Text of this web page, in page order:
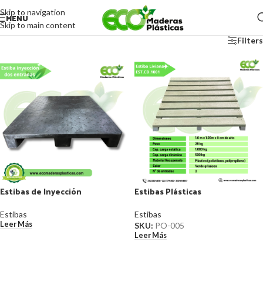
Skip to navigation
Skip to main content
MENU
Filters
Estibas de Inyección
Estibas
Leer Más
Estibas Plásticas
Estibas
SKU: PO-005
Leer Más